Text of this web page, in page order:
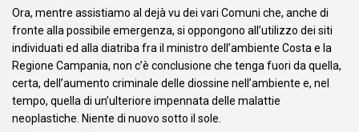
Ora, mentre assistiamo al dejà vu dei vari Comuni che, anche di
fronte alla possibile emergenza, si oppongono all’utilizzo dei siti
individuati ed alla diatriba fra il ministro dell’ambiente Costa e la
Regione Campania, non c’è conclusione che tenga fuori da quella,
certa, dell’aumento criminale delle diossine nell’ambiente e, nel
tempo, quella di un’ulteriore impennata delle malattie
neoplastiche. Niente di nuovo sotto il sole.